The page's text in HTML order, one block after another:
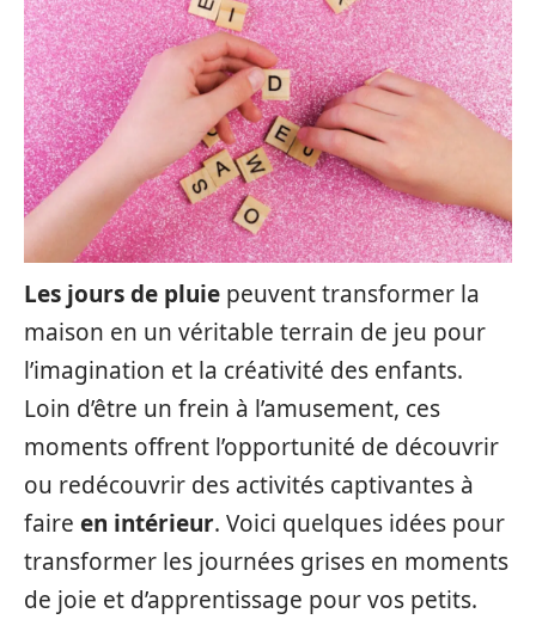
Les jours de pluie peuvent transformer la
maison en un véritable terrain de jeu pour
l’imagination et la créativité des enfants.
Loin d’être un frein à l’amusement, ces
moments offrent l’opportunité de découvrir
ou redécouvrir des activités captivantes à
faire en intérieur. Voici quelques idées pour
transformer les journées grises en moments
de joie et d’apprentissage pour vos petits.